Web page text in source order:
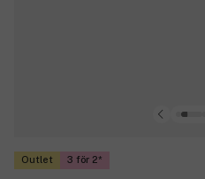
Outlet 3 för 2